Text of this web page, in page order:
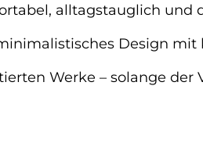
alltagstauglich und
Design
Werke – solange der